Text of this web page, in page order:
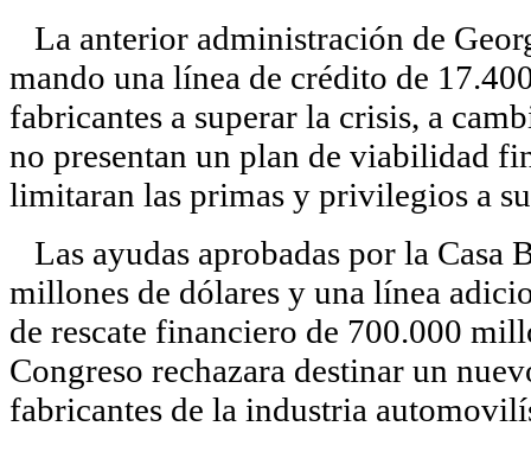
La anterior administración de
mando una línea de crédito de
fabricantes a superar la crisis, a
no presentan un plan de viabilidad
limitaran las primas y privilegios a
Las ayudas aprobadas por la Casa
millones de dólares y una línea
de rescate financiero de 700.000
Congreso rechazara destinar un
fabricantes de la industria